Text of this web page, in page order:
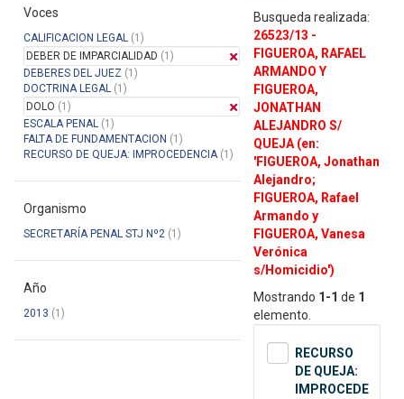
Manual del Usuario
Voces
CALIFICACION LEGAL (1)
DEBER DE IMPARCIALIDAD (1)
DEBERES DEL JUEZ (1)
DOCTRINA LEGAL (1)
DOLO (1)
ESCALA PENAL (1)
FALTA DE FUNDAMENTACION (1)
RECURSO DE QUEJA: IMPROCEDENCIA(1)
Organismo
SECRETARÍA PENAL STJ Nº2 (1)
Año
2013 (1)
Busqueda realizada:
26523/13 -
FIGUEROA, RAFAEL
ARMANDO Y
FIGUEROA,
JONATHAN
ALEJANDRO S/
QUEJA (en:
'FIGUEROA, Jonathan
Alejandro;
FIGUEROA, Rafael
Armando y
FIGUEROA, Vanesa
Verónica
s/Homicidio')
Mostrando 1-1 de 1
elemento.
RECURSO
DE QUEJA:
IMPROCEDE